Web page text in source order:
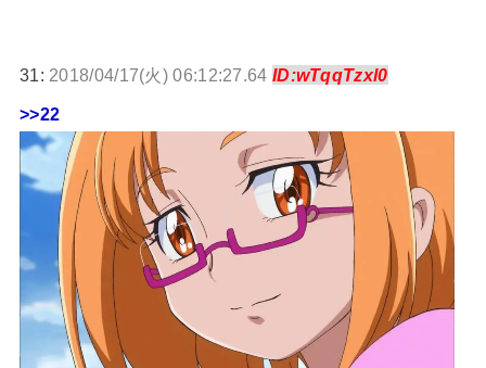
31: 2018/04/17(火) 06:12:27.64 ID:wTqqTzxl0
>>22